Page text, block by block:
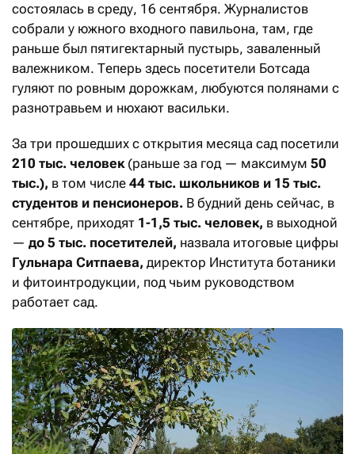
состоялась в среду, 16 сентября. Журналистов
собрали у южного входного павильона, там, где
раньше был пятигектарный пустырь, заваленный
валежником. Теперь здесь посетители Ботсада
гуляют по ровным дорожкам, любуются полянами с
разнотравьем и нюхают васильки.
За три прошедших с открытия месяца сад посетили
210 тыс. человек(раньше за год — максимум 50
тыс.), в том числе 44 тыс. школьников и 15 тыс.
студентов и пенсионеров. В будний день сейчас, в
сентябре, приходят 1-1,5 тыс. человек, в выходной
— до 5 тыс. посетителей, назвала итоговые цифры
Гульнара Ситпаева, директор Института ботаники
и фитоинтродукции, под чьим руководством
работает сад.